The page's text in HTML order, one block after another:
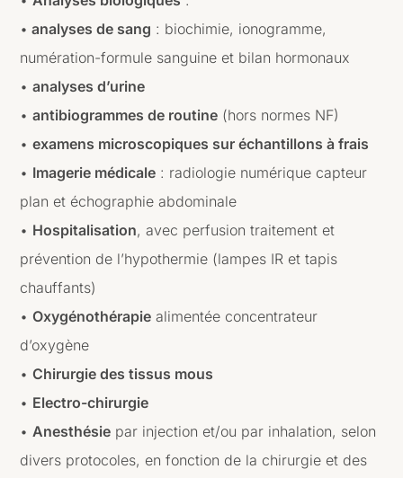
• analyses de sang : biochimie, ionogramme,
numération-formule sanguine et bilan hormonaux
• analyses d’urine
• antibiogrammes de routine (hors normes NF)
• examens microscopiques sur échantillons à frais
• Imagerie médicale : radiologie numérique capteur
plan et échographie abdominale
• Hospitalisation, avec perfusion traitement et
prévention de l’hypothermie (lampes IR et tapis
chauffants)
• Oxygénothérapie alimentée concentrateur
d’oxygène
• Chirurgie des tissus mous
• Electro-chirurgie
• Anesthésie par injection et/ou par inhalation, selon
divers protocoles, en fonction de la chirurgie et des